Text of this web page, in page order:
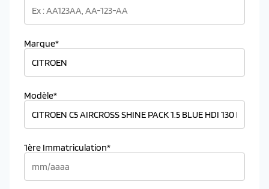
Marque*
Modèle*
1ère Immatriculation*